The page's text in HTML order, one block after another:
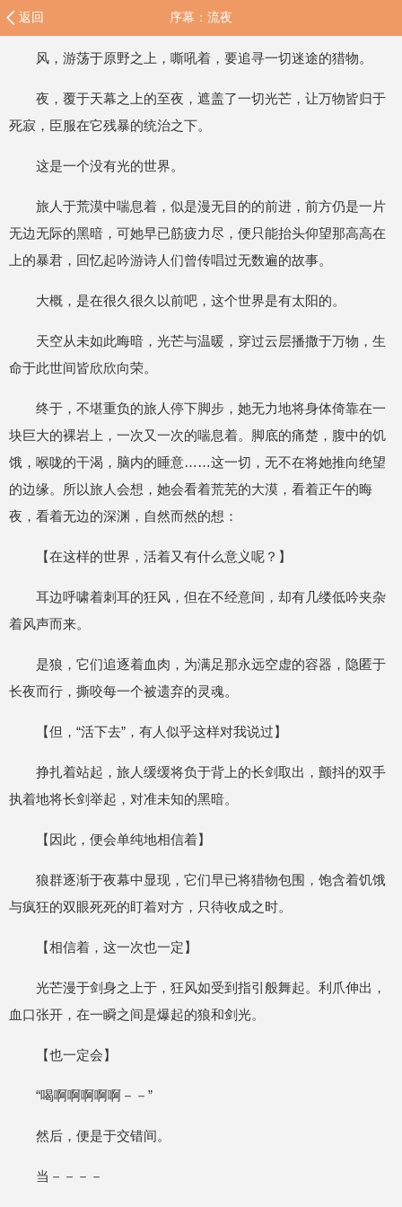
返回 序幕：流夜
风，游荡于原野之上，嘶吼着，要追寻一切迷途的猎物。
夜，覆于天幕之上的至夜，遮盖了一切光芒，让万物皆归于
死寂，臣服在它残暴的统治之下。
这是一个没有光的世界。
旅人于荒漠中喘息着，似是漫无目的的前进，前方仍是一片
无边无际的黑暗，可她早已筋疲力尽，便只能抬头仰望那高高在
上的暴君，回忆起吟游诗人们曾传唱过无数遍的故事。
大概，是在很久很久以前吧，这个世界是有太阳的。
天空从未如此晦暗，光芒与温暖，穿过云层播撒于万物，生
命于此世间皆欣欣向荣。
终于，不堪重负的旅人停下脚步，她无力地将身体倚靠在一
块巨大的裸岩上，一次又一次的喘息着。脚底的痛楚，腹中的饥
饿，喉咙的干渴，脑内的睡意……这一切，无不在将她推向绝望
的边缘。所以旅人会想，她会看着荒芜的大漠，看着正午的晦
夜，看着无边的深渊，自然而然的想：
【在这样的世界，活着又有什么意义呢？】
耳边呼啸着刺耳的狂风，但在不经意间，却有几缕低吟夹杂
着风声而来。
是狼，它们追逐着血肉，为满足那永远空虚的容器，隐匿于
长夜而行，撕咬每一个被遗弃的灵魂。
【但，“活下去”，有人似乎这样对我说过】
挣扎着站起，旅人缓缓将负于背上的长剑取出，颤抖的双手
执着地将长剑举起，对准未知的黑暗。
【因此，便会单纯地相信着】
狼群逐渐于夜幕中显现，它们早已将猎物包围，饱含着饥饿
与疯狂的双眼死死的盯着对方，只待收成之时。
【相信着，这一次也一定】
光芒漫于剑身之上于，狂风如受到指引般舞起。利爪伸出，
血口张开，在一瞬之间是爆起的狼和剑光。
【也一定会】
“喝啊啊啊啊啊－－”
然后，便是于交错间。
当－－－－